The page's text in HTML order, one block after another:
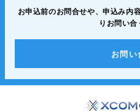
お申込前のお問合せや、申込み内
りお問い合
お問い